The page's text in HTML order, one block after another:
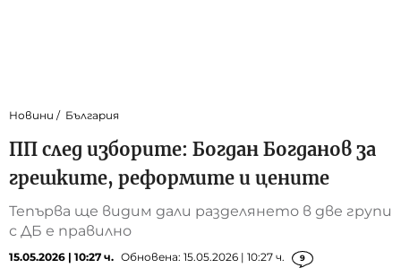
Новини България
ПП след изборите: Богдан Богданов за
грешките, реформите и цените
Тепърва ще видим дали разделянето в две групи
с ДБ е правилно
15.05.2026 | 10:27 ч. Обновена: 15.05.2026 | 10:27 ч. 9